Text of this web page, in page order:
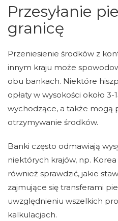
Przesyłanie
granicę
Przeniesienie środków z
innym kraju może
obu bankach. Niektóre
opłaty w wysokości około 3-
wychodzące, a także mogą
otrzymywanie środków.
Banki często odmawiają
niektórych krajów, np. Korea
również sprawdzić, jakie
zajmujące się transferami
uwzględnieniu wszelkich
kalkulacjach.